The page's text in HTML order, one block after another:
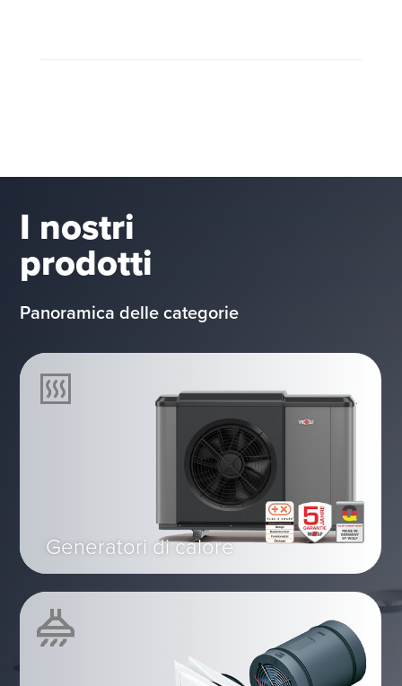
I nostri
prodotti
Panoramica delle categorie
Generatori di calore